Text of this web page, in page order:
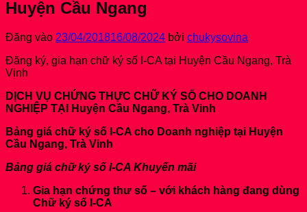
Huyện Cầu Ngang
Đăng vào 23/04/201816/08/2024 bởi chukysovina
Đăng ký, gia hạn chữ ký số I-CA tại Huyện Cầu Ngang, Trà
Vinh
DỊCH VỤ CHỨNG THỰC CHỮ KÝ SỐ CHO DOANH
NGHIỆP TẠI Huyện Cầu Ngang, Trà Vinh
Bảng giá chữ ký số I-CA cho Doanh nghiệp tại Huyện
Cầu Ngang, Trà Vinh
Bảng giá chữ ký số I-CA Khuyến mãi
Gia hạn chứng thư số – với khách hàng đang dùng
Chữ ký số I-CA